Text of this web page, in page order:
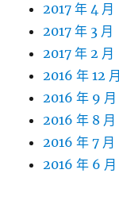
2017 年 4 月
2017 年 3 月
2017 年 2 月
2016 年 12 月
2016 年 9 月
2016 年 8 月
2016 年 7 月
2016 年 6 月